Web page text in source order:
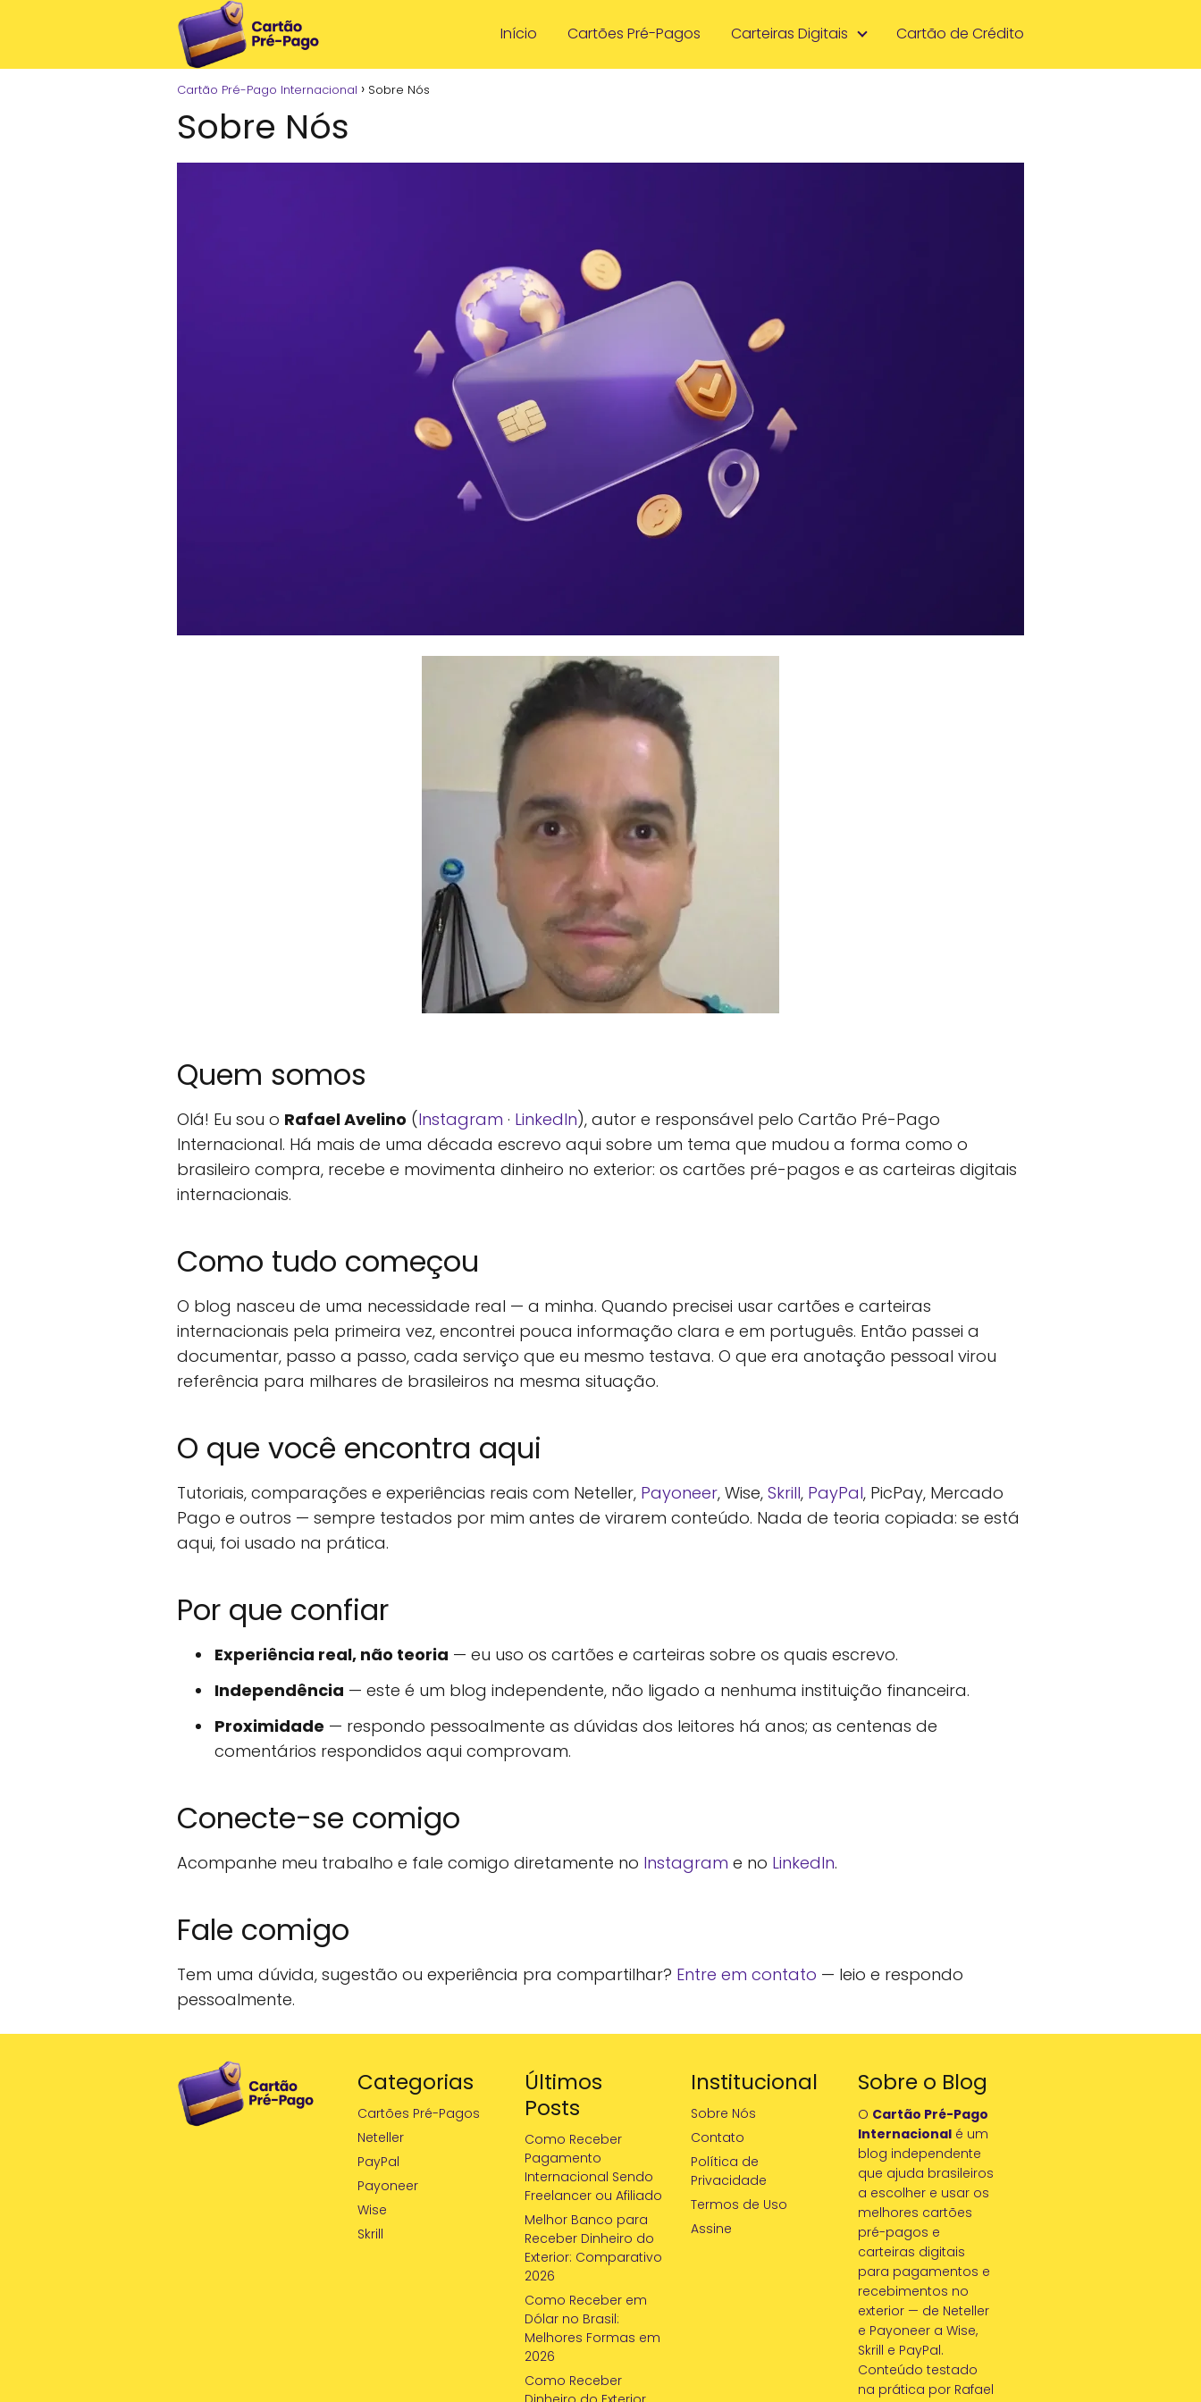
Início Cartões Pré-Pagos Carteiras Digitais Cartão de Crédito
Cartão Pré-Pago Internacional Sobre Nós
Sobre Nós
Quem somos
Olá! Eu sou o Rafael Avelino (Instagram · LinkedIn), autor e responsável pelo Cartão Pré-Pago
Internacional. Há mais de uma década escrevo aqui sobre um tema que mudou a forma como o
brasileiro compra, recebe e movimenta dinheiro no exterior: os cartões pré-pagos e as carteiras digitais
internacionais.
Como tudo começou
O blog nasceu de uma necessidade real — a minha. Quando precisei usar cartões e carteiras
internacionais pela primeira vez, encontrei pouca informação clara e em português. Então passei a
documentar, passo a passo, cada serviço que eu mesmo testava. O que era anotação pessoal virou
referência para milhares de brasileiros na mesma situação.
O que você encontra aqui
Tutoriais, comparações e experiências reais com Neteller, Payoneer, Wise, Skrill, PayPal, PicPay, Mercado
Pago e outros — sempre testados por mim antes de virarem conteúdo. Nada de teoria copiada: se está
aqui, foi usado na prática.
Por que confiar
Experiência real, não teoria — eu uso os cartões e carteiras sobre os quais escrevo.
Independência — este é um blog independente, não ligado a nenhuma instituição financeira.
Proximidade — respondo pessoalmente as dúvidas dos leitores há anos; as centenas de
comentários respondidos aqui comprovam.
Conecte-se comigo
Acompanhe meu trabalho e fale comigo diretamente no Instagram e no LinkedIn.
Fale comigo
Tem uma dúvida, sugestão ou experiência pra compartilhar? Entre em contato — leio e respondo
pessoalmente.
Categorias
Cartões Pré-Pagos
Neteller
PayPal
Payoneer
Wise
Skrill
Últimos
Posts
Como Receber
Pagamento
Internacional Sendo
Freelancer ou Afiliado
Melhor Banco para
Receber Dinheiro do
Exterior: Comparativo
2026
Como Receber em
Dólar no Brasil:
Melhores Formas em
2026
Como Receber
Institucional
Sobre Nós
Contato
Política de
Privacidade
Termos de Uso
Assine
Sobre o Blog
O Cartão Pré-Pago
Internacionalé um
blog independente
que ajuda brasileiros
a escolher e usar os
melhores cartões
pré-pagos e
carteiras digitais
para pagamentos e
recebimentos no
exterior — de Neteller
e Payoneer a Wise,
Skrill e PayPal.
Conteúdo testado
na prática por Rafael